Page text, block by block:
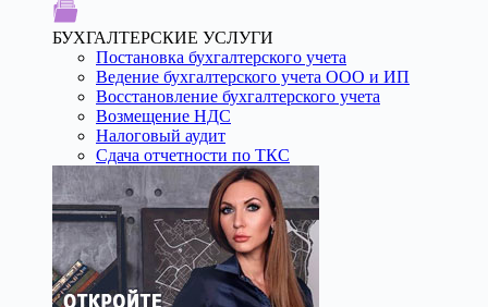
БУХГАЛТЕРСКИЕ УСЛУГИ
Постановка бухгалтерского учета
Ведение бухгалтерского учета ООО и ИП
Восстановление бухгалтерского учета
Возмещение НДС
Налоговый аудит
Сдача отчетности по ТКС